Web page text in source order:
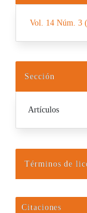
Vol. 14 Núm. 3
Sección
Artículos
Términos de
Citaciones